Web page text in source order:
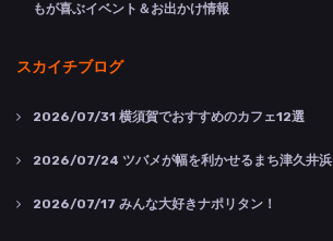
もが喜ぶイベント＆お出かけ情報
スカイチブログ
2026/07/31 横須賀でおすすめのカフェ12選
2026/07/24 ツバメが幅を利かせるまち津久井浜
2026/07/17 みんな大好きナポリタン！